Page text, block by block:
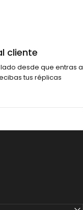
cliente
desde que entras a
tus réplicas